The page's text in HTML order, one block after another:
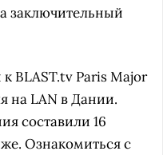
заключительный
BLAST.tv Paris Major
на LAN в Дании.
составили 16
Ознакомиться с